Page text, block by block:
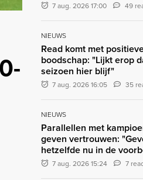
7 aug. 2026 17:00 49
NIEUWS
Read komt met
boodschap: "Lijkt erop
seizoen hier blijf"
7 aug. 2026 16:05 35
NIEUWS
Parallellen met
geven vertrouwen:
hetzelfde nu in de
7 aug. 2026 15:24 7